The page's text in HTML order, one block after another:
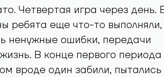
Четвертая игра через день.
ребята еще что-то выполняли,
ненужные ошибки, передачи
В конце первого периода
вроде один забили, пытались